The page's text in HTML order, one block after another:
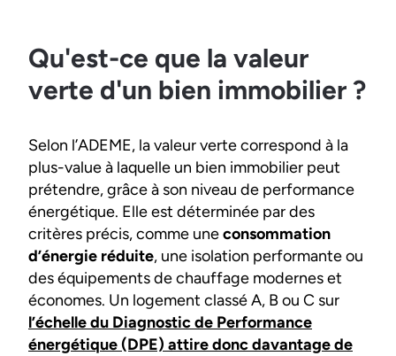
Qu'est-ce que la valeur
verte d'un bien immobilier ?
Selon l’ADEME, la valeur verte correspond à la
plus-value à laquelle un bien immobilier peut
prétendre, grâce à son niveau de performance
énergétique. Elle est déterminée par des
critères précis, comme uneconsommation
d’énergie réduite, une isolation performante ou
des équipements de chauffage modernes et
économes. Un logement classé A, B ou C sur
l’échelle du Diagnostic de Performance
énergétique (DPE) attire donc davantage de